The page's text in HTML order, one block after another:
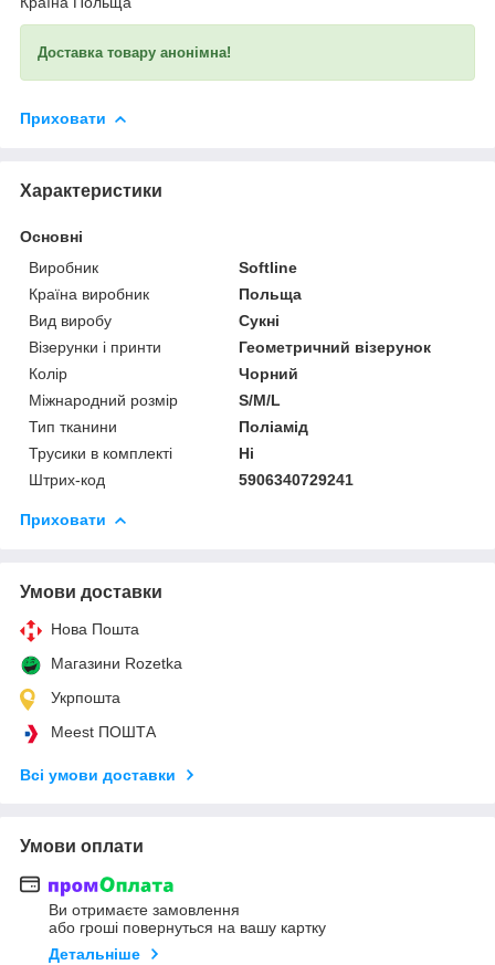
Доставка товару анонімна!
Приховати
Характеристики
Основні
Виробник
Softline
Країна виробник
Польща
Вид виробу
Сукні
Візерунки і принти
Геометричний візерунок
Колір
Чорний
Міжнародний розмір
S/M/L
Тип тканини
Поліамід
Трусики в комплекті
Ні
Штрих-код
5906340729241
Приховати
Умови доставки
Нова Пошта
Магазини Rozetka
Укрпошта
Meest ПОШТА
Всі умови доставки
Умови оплати
Ви отримаєте замовлення
або гроші повернуться на вашу картку
Детальніше